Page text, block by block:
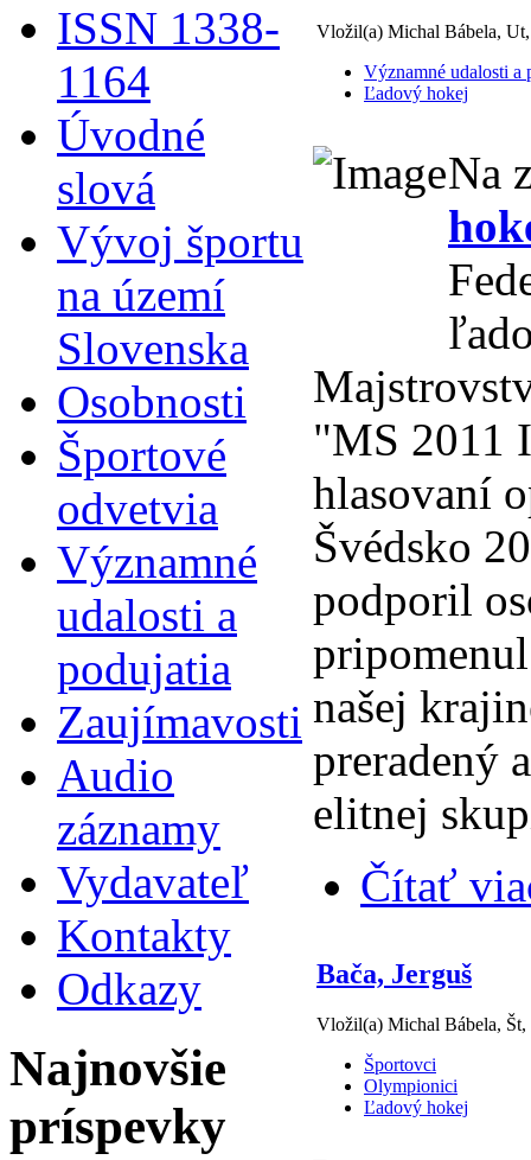
ISSN 1338-
1164
Úvodné
slová
Vývoj športu
na území
Slovenska
Osobnosti
Športové
odvetvia
Významné
udalosti a
podujatia
Zaujímavosti
Audio
záznamy
Vydavateľ
Kontakty
Odkazy
Najnovšie
príspevky
Vložil(a) Michal Bábela,
Významné udalosti a
Ľadový hokej
Na
"MS 2011
hlasovaní
Švédsko
podporil
našej
preradený
elitnej
Čítať
Bača, Jerguš
Vložil(a) Michal Bábela, Št,
Športovci
Olympionici
Ľadový hokej